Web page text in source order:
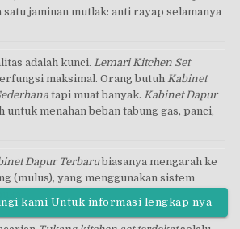
jaminan mutlak: anti rayap selamanya
adalah kunci. Lemari Kitchen Set
maksimal. Orang butuh Kabinet
tapi muat banyak. Kabinet Dapur
menahan beban tabung gas, panci,
Dapur Terbarubiasanya mengarah ke
(mulus), yang menggunakan sistem
kami Untuk informasi lengkap nya